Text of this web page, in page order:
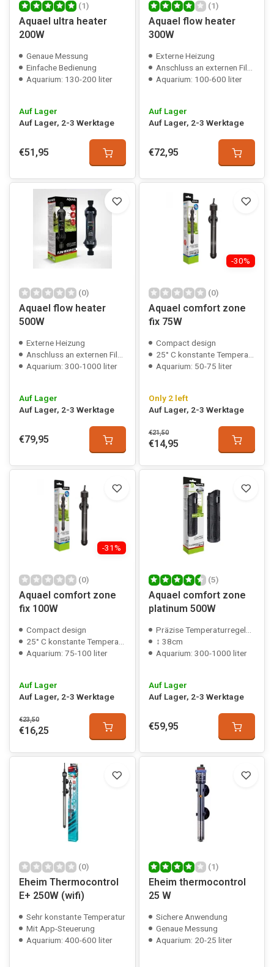
(1)
Aquael ultra heater
200W
Genaue Messung
Einfache Bedienung
Aquarium: 130-200 liter
Auf Lager
Auf Lager, 2-3 Werktage
€51,95
(1)
Aquael flow heater
300W
Externe Heizung
Anschluss an externen Filterschlauch
Aquarium: 100-600 liter
Auf Lager
Auf Lager, 2-3 Werktage
€72,95
(0)
Aquael flow heater
500W
Externe Heizung
Anschluss an externen Filterschlauch
Aquarium: 300-1000 liter
Auf Lager
Auf Lager, 2-3 Werktage
€79,95
-30%
(0)
Aquael comfort zone
fix 75W
Compact design
25° C konstante Temperatur
Aquarium: 50-75 liter
Only 2 left
Auf Lager, 2-3 Werktage
€21,50
€14,95
-31%
(0)
Aquael comfort zone
fix 100W
Compact design
25° C konstante Temperatur
Aquarium: 75-100 liter
Auf Lager
Auf Lager, 2-3 Werktage
€23,50
€16,25
(5)
Aquael comfort zone
platinum 500W
Präzise Temperaturregelung
↕ 38cm
Aquarium: 300-1000 liter
Auf Lager
Auf Lager, 2-3 Werktage
€59,95
(0)
Eheim Thermocontrol
E+ 250W (wifi)
Sehr konstante Temperatur
Mit App-Steuerung
Aquarium: 400-600 liter
(1)
Eheim thermocontrol
25 W
Sichere Anwendung
Genaue Messung
Aquarium: 20-25 liter